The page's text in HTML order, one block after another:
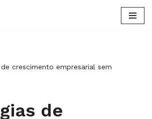
crescimento empresarial sem
de